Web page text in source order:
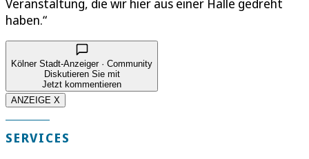
haben.“
Kölner Stadt-Anzeiger · Community
Diskutieren Sie mit
Jetzt kommentieren
ANZEIGE X
SERVICES